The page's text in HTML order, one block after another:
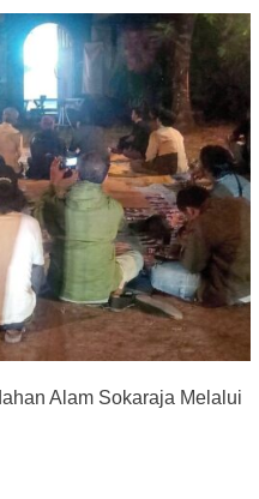
Alam Sokaraja Melalui